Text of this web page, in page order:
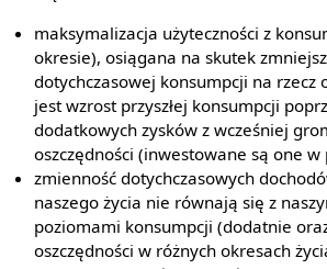
maksymalizacja użyteczności z
okresie), osiągana na skutek
dotychczasowej konsumpcji na rzecz
jest wzrost przyszłej konsumpcji
dodatkowych zysków z wcześniej
oszczędności (inwestowane są one
zmienność dotychczasowych
naszego życia nie równają się z
poziomami konsumpcji (dodatnie
oszczędności w różnych okresach